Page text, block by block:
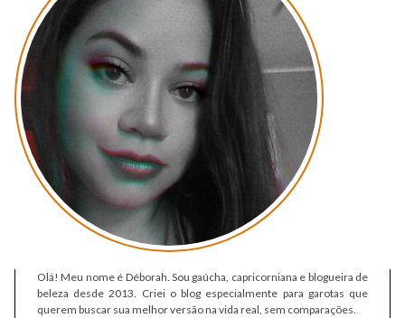
Olá! Meu nome é Déborah. Sou gaúcha, capricorniana e blogueira de
beleza desde 2013. Criei o blog especialmente para garotas que
querem buscar sua melhor versão na vida real, sem comparações.